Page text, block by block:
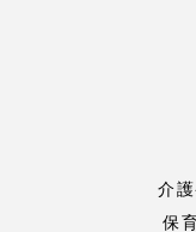
介
保